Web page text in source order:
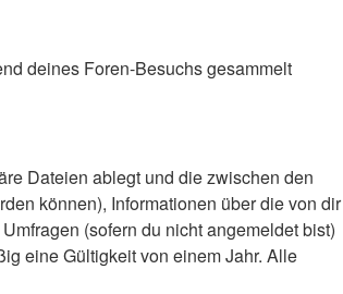
deines Foren-Besuchs gesammelt
Dateien ablegt und die zwischen den
können), Informationen über die von dir
(sofern du nicht angemeldet bist)
eine Gültigkeit von einem Jahr. Alle